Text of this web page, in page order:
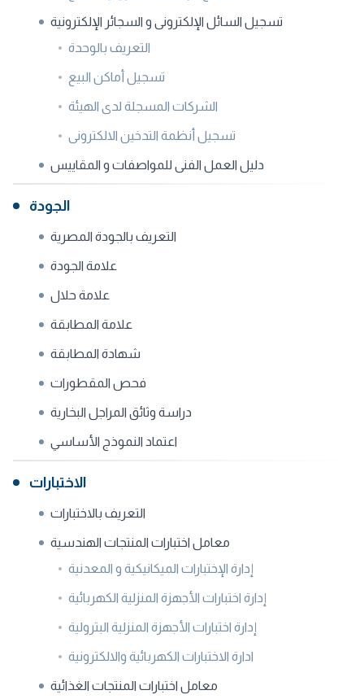
تسجيل السائل الإلكترونى و السجائر الإلكترونية
التعريف بالوحدة
تسجيل أماكن البيع
الشركات المسجلة لدى الهيئة
تسجيل أنظمة التدخين الالكترونى
دليل العمل الفنى للمواصفات و المقاييس
الجودة
التعريف بالجودة المصرية
علامة الجودة
علامة حلال
علامة المطابقة
شهادة المطابقة
فحص المقطورات
دراسة وثائق المراجل البخارية
اعتماد النموذج الأساسي
الاختبارات
التعريف بالاختبارات
معامل اختبارات المنتجات الهندسية
إدارة الإختبارات الميكانيكية و المعدنية
إدارة اختبارات الأجهزة المنزلية الكهربائية
إدارة اختبارات الأجهزة المنزلية البترولية
ادارة الاختبارات الكهربائية والالكترونية
معامل اختبارات المنتجات الغذائية